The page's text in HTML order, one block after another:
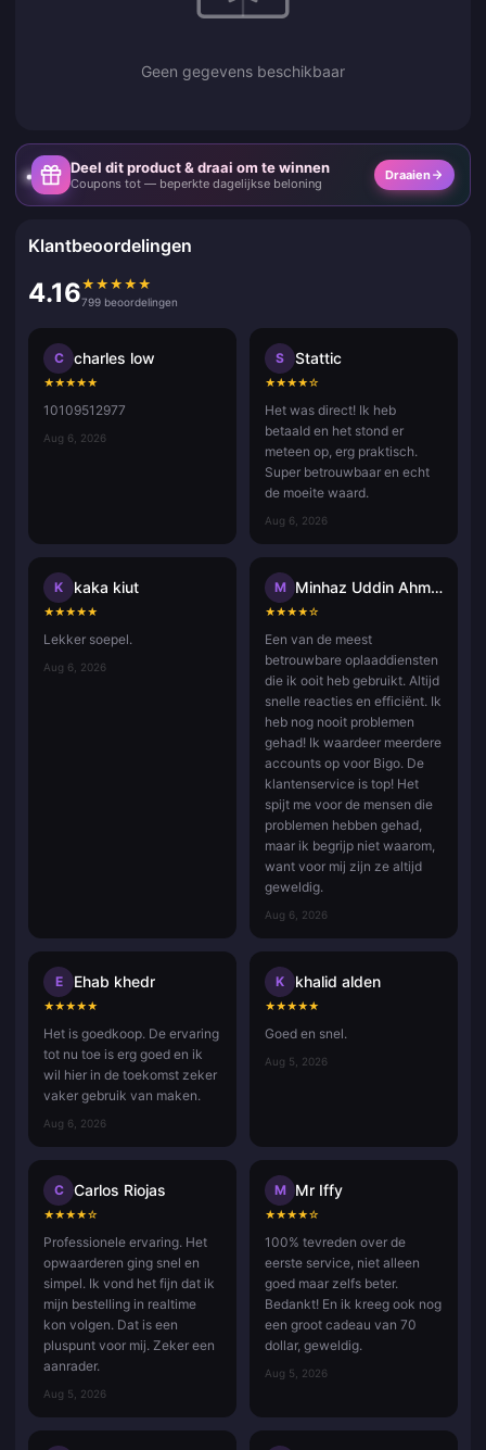
Geen gegevens beschikbaar
Deel dit product & draai om te winnen
Coupons tot — beperkte dagelijkse beloning
Draaien
Klantbeoordelingen
4.16★ ★ ★ ★ ★
799 beoordelingen
C charles low
★★★★★
10109512977
Aug 6, 2026
S Stattic
★★★★☆
Het was direct! Ik heb
betaald en het stond er
meteen op, erg praktisch.
Super betrouwbaar en echt
de moeite waard.
Aug 6, 2026
K kaka kiut
★★★★★
Lekker soepel.
Aug 6, 2026
M Minhaz Uddin Ahmed
★★★★☆
Een van de meest
betrouwbare oplaaddiensten
die ik ooit heb gebruikt. Altijd
snelle reacties en efficiënt. Ik
heb nog nooit problemen
gehad! Ik waardeer meerdere
accounts op voor Bigo. De
klantenservice is top! Het
spijt me voor de mensen die
problemen hebben gehad,
maar ik begrijp niet waarom,
want voor mij zijn ze altijd
geweldig.
Aug 6, 2026
E Ehab khedr
★★★★★
Het is goedkoop. De ervaring
tot nu toe is erg goed en ik
wil hier in de toekomst zeker
vaker gebruik van maken.
Aug 6, 2026
K khalid alden
★★★★★
Goed en snel.
Aug 5, 2026
C Carlos Riojas
★★★★☆
Professionele ervaring. Het
opwaarderen ging snel en
simpel. Ik vond het fijn dat ik
mijn bestelling in realtime
kon volgen. Dat is een
pluspunt voor mij. Zeker een
aanrader.
Aug 5, 2026
M Mr Iffy
★★★★☆
100% tevreden over de
eerste service, niet alleen
goed maar zelfs beter.
Bedankt! En ik kreeg ook nog
een groot cadeau van 70
dollar, geweldig.
Aug 5, 2026